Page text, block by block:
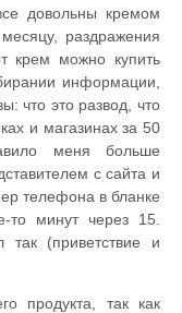
довольны кремом
раздражения
крем можно купить
информации,
что это развод, что
и магазинах за 50
меня больше
с сайта и
телефона в бланке
то минут через 15.
так (приветствие и
продукта, так как